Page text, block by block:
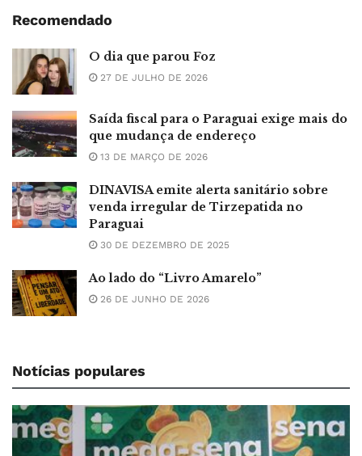
Recomendado
O dia que parou Foz
27 DE JULHO DE 2026
Saída fiscal para o Paraguai exige mais do
que mudança de endereço
13 DE MARÇO DE 2026
DINAVISA emite alerta sanitário sobre
venda irregular de Tirzepatida no
Paraguai
30 DE DEZEMBRO DE 2025
Ao lado do “Livro Amarelo”
26 DE JUNHO DE 2026
Notícias populares